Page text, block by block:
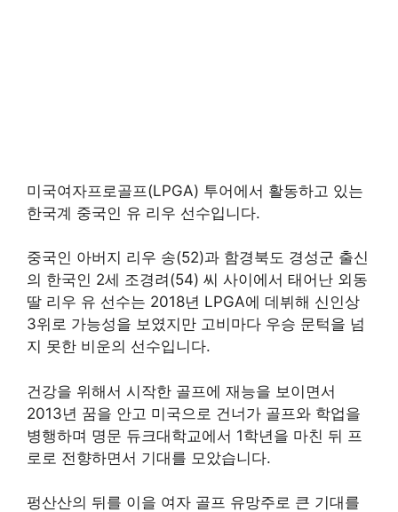
미국여자프로골프(LPGA) 투어에서 활동하고 있는
한국계 중국인 유 리우 선수입니다.
중국인 아버지 리우 송(52)과 함경북도 경성군 출신
의 한국인 2세 조경려(54) 씨 사이에서 태어난 외동
딸 리우 유 선수는 2018년 LPGA에 데뷔해 신인상
3위로 가능성을 보였지만 고비마다 우승 문턱을 넘
지 못한 비운의 선수입니다.
건강을 위해서 시작한 골프에 재능을 보이면서
2013년 꿈을 안고 미국으로 건너가 골프와 학업을
병행하며 명문 듀크대학교에서 1학년을 마친 뒤 프
로로 전향하면서 기대를 모았습니다.
펑산산의 뒤를 이을 여자 골프 유망주로 큰 기대를